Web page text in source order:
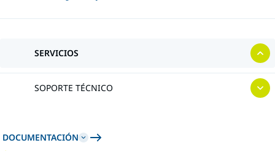
SERVICIOS
SOPORTE TÉCNICO
DOCUMENTACIÓN